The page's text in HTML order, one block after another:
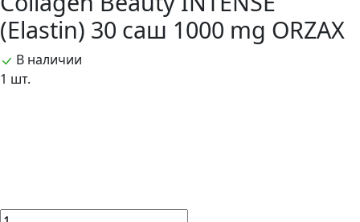
(Elastin) 30 саш 1000 mg ORZAX
В наличии
1 шт.